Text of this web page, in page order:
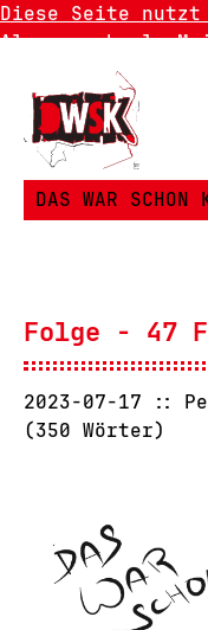
Diese Seite
Also manchmal.
DAS WAR SCHON
Folge - 47
2023-07-17
(350 Wörter)